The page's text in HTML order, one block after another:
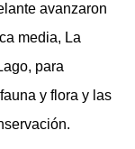
avanzaron
media, La
para
y flora y las